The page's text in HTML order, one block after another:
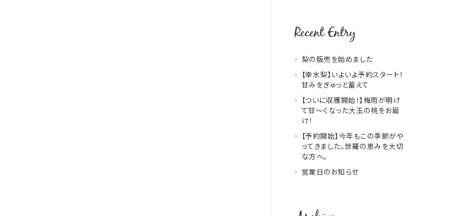
梨の販売を始めました
【幸水梨】いよいよ予約スタート！
甘みをぎゅっと蓄えて
【ついに収穫開始！】梅雨が明け
て甘～くなった大玉の桃をお届
け！
【予約開始】今年もこの季節がや
ってきました。世羅の恵みを大切
な方へ。
営業日のお知らせ